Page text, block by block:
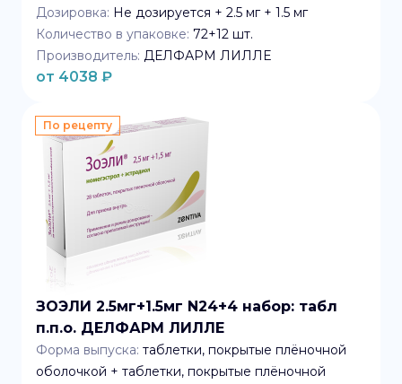
Дозировка: Не дозируется + 2.5 мг + 1.5 мг
Количество в упаковке: 72+12 шт.
Производитель: ДЕЛФАРМ ЛИЛЛЕ
от 4038 ₽
По рецепту
ЗОЭЛИ 2.5мг+1.5мг N24+4 набор: табл
п.п.о. ДЕЛФАРМ ЛИЛЛЕ
Форма выпуска: таблетки, покрытые плёночной
оболочкой + таблетки, покрытые плёночной